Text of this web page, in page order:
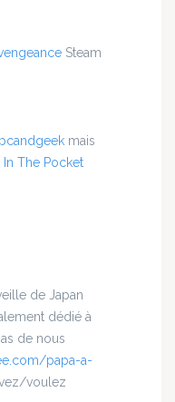
Steam
mais
In The Pocket
de Japan
dédié à
de nous
papa-a-
voulez